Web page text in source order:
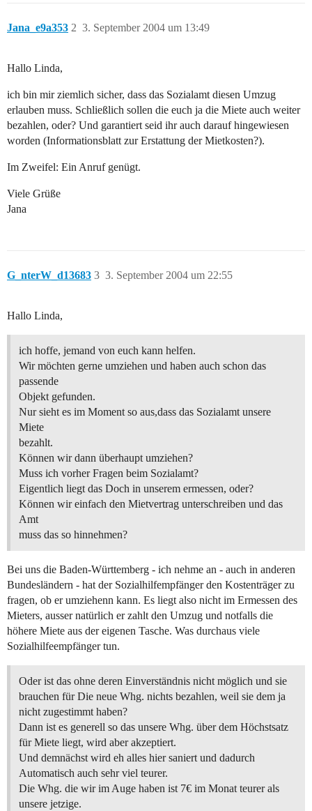
Jana_e9a353 3. September 2004 um 13:49
2
Hallo Linda,
ich bin mir ziemlich sicher, dass das Sozialamt diesen Umzug
erlauben muss. Schließlich sollen die euch ja die Miete auch weiter
bezahlen, oder? Und garantiert seid ihr auch darauf hingewiesen
worden (Informationsblatt zur Erstattung der Mietkosten?).
Im Zweifel: Ein Anruf genügt.
Viele Grüße
Jana
G_nterW_d13683 3. September 2004 um 22:55
3
Hallo Linda,
ich hoffe, jemand von euch kann helfen.
Wir möchten gerne umziehen und haben auch schon das
passende
Objekt gefunden.
Nur sieht es im Moment so aus,dass das Sozialamt unsere
Miete
bezahlt.
Können wir dann überhaupt umziehen?
Muss ich vorher Fragen beim Sozialamt?
Eigentlich liegt das Doch in unserem ermessen, oder?
Können wir einfach den Mietvertrag unterschreiben und das
Amt
muss das so hinnehmen?
Bei uns die Baden-Württemberg - ich nehme an - auch in anderen
Bundesländern - hat der Sozialhilfempfänger den Kostenträger zu
fragen, ob er umziehenn kann. Es liegt also nicht im Ermessen des
Mieters, ausser natürlich er zahlt den Umzug und notfalls die
höhere Miete aus der eigenen Tasche. Was durchaus viele
Sozialhilfeempfänger tun.
Oder ist das ohne deren Einverständnis nicht möglich und sie
brauchen für Die neue Whg. nichts bezahlen, weil sie dem ja
nicht zugestimmt haben?
Dann ist es generell so das unsere Whg. über dem Höchstsatz
für Miete liegt, wird aber akzeptiert.
Und demnächst wird eh alles hier saniert und dadurch
Automatisch auch sehr viel teurer.
Die Whg. die wir im Auge haben ist 7€ im Monat teurer als
unsere jetzige.